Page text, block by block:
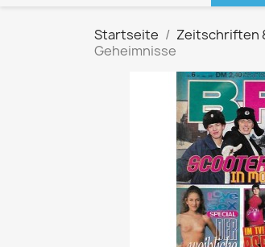
Startseite Zeitschriften
Geheimnisse